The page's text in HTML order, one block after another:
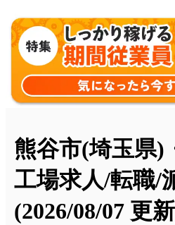
熊谷市(埼玉県)
工場求人/転職/
(2026/08/07 更